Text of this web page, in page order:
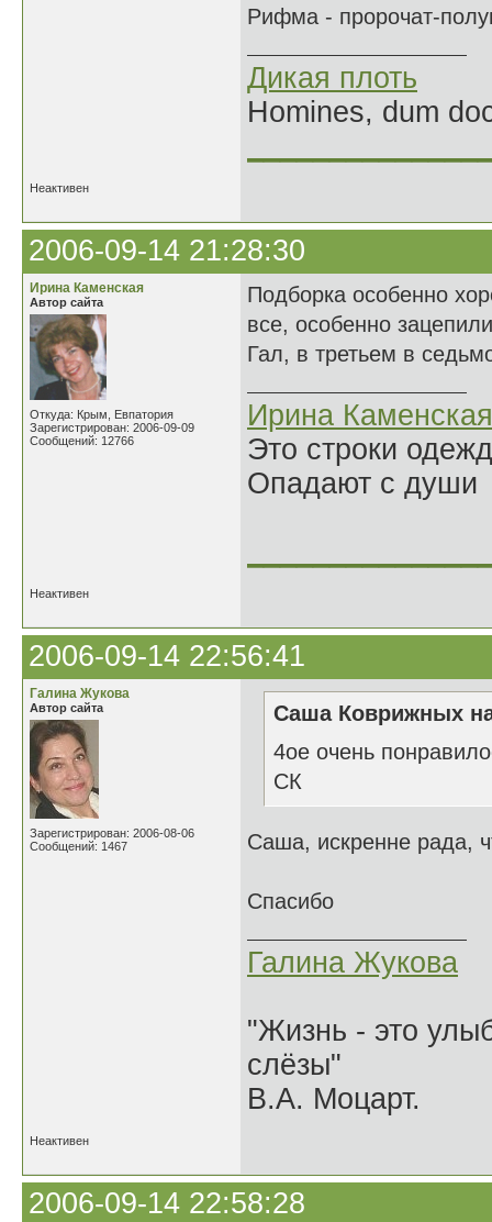
Рифма - пророчат-
Дикая плоть
Homines, dum
Неактивен
2006-09-14 21:28:30
Ирина Каменская
Автор сайта
Откуда: Крым, Евпатория
Зарегистрирован: 2006-09-09
Сообщений: 12766
Подборка особенно
все, особенно
Гал, в третьем в
Ирина Каменская
Это строки
Опадают с души
Неактивен
2006-09-14 22:56:41
Галина Жукова
Автор сайта
Зарегистрирован: 2006-08-06
Сообщений: 1467
Саша Коврижных
4ое очень
СК
Саша, искренне рада,
Спасибо
Галина Жукова
"Жизнь - это
слёзы"
В.А. Моцарт.
Неактивен
2006-09-14 22:58:28